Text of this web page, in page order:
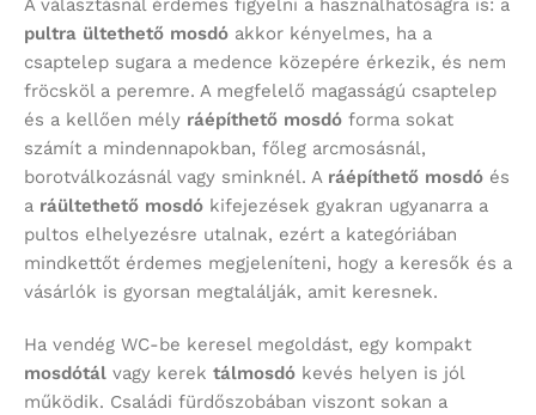
A választásnál érdemes figyelni a használhatóságra is: a
pultra ültethető mosdó akkor kényelmes, ha a
csaptelep sugara a medence közepére érkezik, és nem
fröcsköl a peremre. A megfelelő magasságú csaptelep
és a kellően mély ráépíthető mosdó forma sokat
számít a mindennapokban, főleg arcmosásnál,
borotválkozásnál vagy sminknél. A ráépíthető mosdó és
a ráültethető mosdó kifejezések gyakran ugyanarra a
pultos elhelyezésre utalnak, ezért a kategóriában
mindkettőt érdemes megjeleníteni, hogy a keresők és a
vásárlók is gyorsan megtalálják, amit keresnek.
Ha vendég WC-be keresel megoldást, egy kompakt
mosdótál vagy kerek tálmosdó kevés helyen is jól
működik. Családi fürdőszobában viszont sokan a